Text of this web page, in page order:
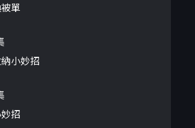
單
小妙招
招